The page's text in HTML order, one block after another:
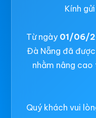
Kính
Từ ngày 01/06/
Đà Nẵng đã
nhằm nâng
Quý khách vui